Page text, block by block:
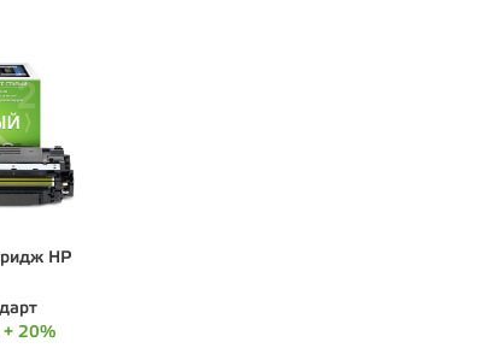
HP
+ 20%